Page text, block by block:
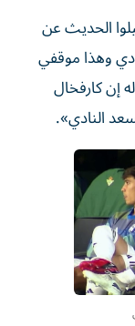
الحديث عن
وهذا موقفي
إن كارفخال
النادي».